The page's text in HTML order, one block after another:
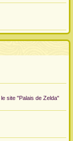
le site "Palais de Zelda"